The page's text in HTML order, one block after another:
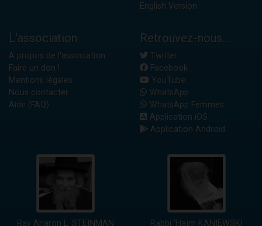
English Version
L'association
A propos de l'association
Faire un don !
Mentions légales
Nous contacter
Aide (FAQ)
Retrouvez-nous...
Twitter
Facebook
YouTube
WhatsApp
WhatsApp Femmes
Application iOS
Application Android
Rav Aharon L. STEINMAN Rabbi 'Haïm KANIEWSKI